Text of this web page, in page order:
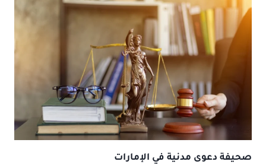
صحيفة دعوى مدنية في الإمارات